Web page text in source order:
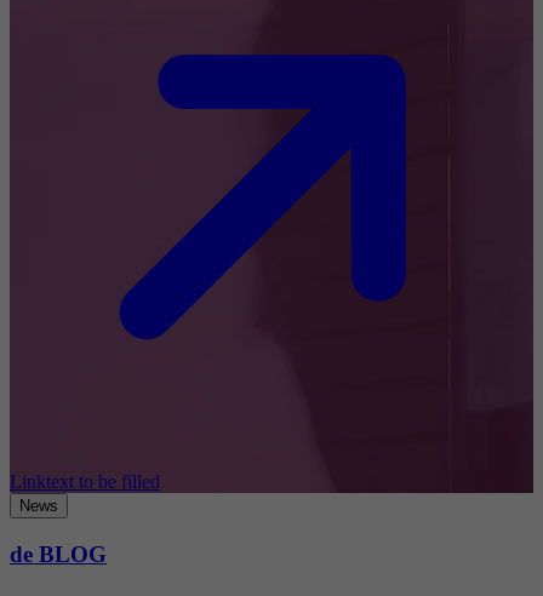
Linktext to be filled
News
de BLOG